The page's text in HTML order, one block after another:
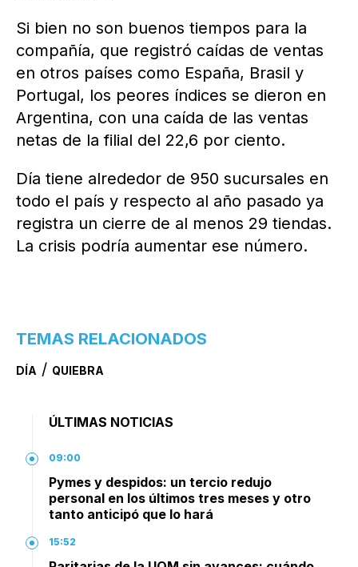
Si bien no son buenos tiempos para la
compañía, que registró caídas de ventas
en otros países como España, Brasil y
Portugal, los peores índices se dieron en
Argentina, con una caída de las ventas
netas de la filial del 22,6 por ciento.
Día tiene alrededor de 950 sucursales en
todo el país y respecto al año pasado ya
registra un cierre de al menos 29 tiendas.
La crisis podría aumentar ese número.
TEMAS RELACIONADOS
DÍA / QUIEBRA
ÚLTIMAS NOTICIAS
09:00
Pymes y despidos: un tercio redujo
personal en los últimos tres meses y otro
tanto anticipó que lo hará
15:52